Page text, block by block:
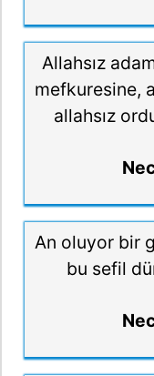
Allahsız
mefkuresine,
allahsız
An oluyor bir
bu sefil